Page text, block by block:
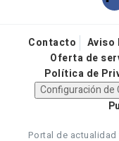
Contacto Aviso
Oferta de
Política de
Configuración de
Portal de